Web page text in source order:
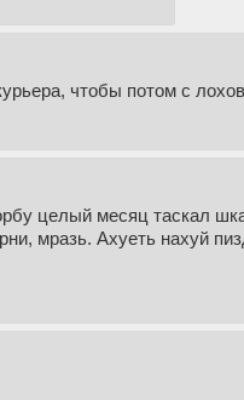
чтобы потом с
целый месяц таскал
мразь. Ахуеть нахуй